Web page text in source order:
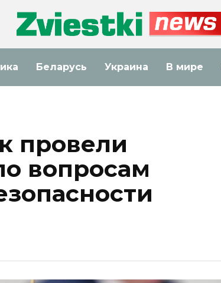
Беларусь Украина В мире
провели
вопросам